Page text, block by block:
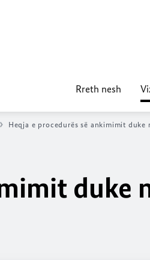
Rreth nesh
Heqja e procedurës së ankimimit
duke